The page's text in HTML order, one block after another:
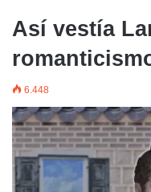
Así vestía
6.448